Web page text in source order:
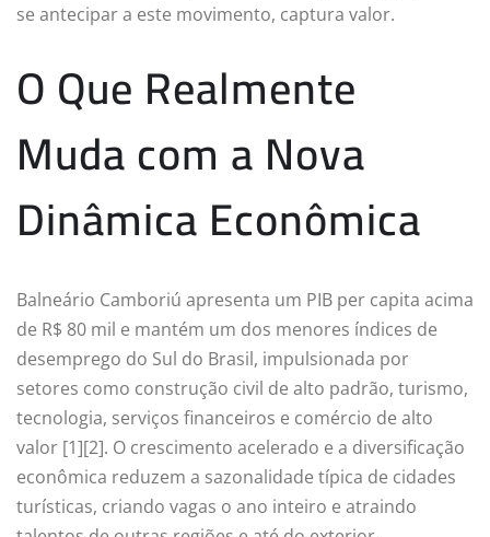
se antecipar a este movimento, captura valor.
O Que Realmente
Muda com a Nova
Dinâmica Econômica
Balneário Camboriú apresenta um PIB per capita acima
de R$ 80 mil e mantém um dos menores índices de
desemprego do Sul do Brasil, impulsionada por
setores como construção civil de alto padrão, turismo,
tecnologia, serviços financeiros e comércio de alto
valor [1][2]. O crescimento acelerado e a diversificação
econômica reduzem a sazonalidade típica de cidades
turísticas, criando vagas o ano inteiro e atraindo